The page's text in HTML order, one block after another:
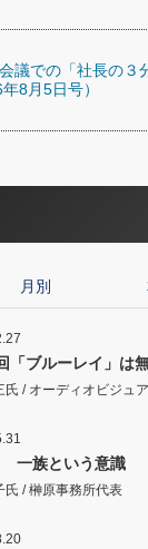
議での「社長の３
年8月5日号）
月別
「ブルーレイ」は
氏 / オーディオビジュ
一族という意識
氏 / 榊原事務所代表